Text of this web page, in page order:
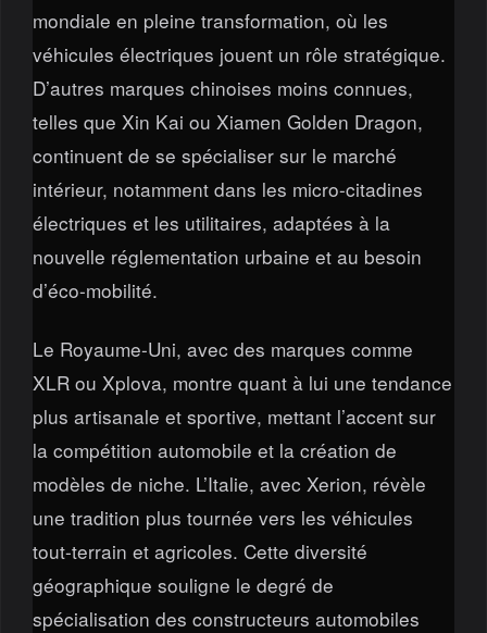
mondiale en pleine transformation, où les
véhicules électriques jouent un rôle stratégique.
D’autres marques chinoises moins connues,
telles que Xin Kai ou Xiamen Golden Dragon,
continuent de se spécialiser sur le marché
intérieur, notamment dans les micro-citadines
électriques et les utilitaires, adaptées à la
nouvelle réglementation urbaine et au besoin
d’éco-mobilité.
Le Royaume-Uni, avec des marques comme
XLR ou Xplova, montre quant à lui une tendance
plus artisanale et sportive, mettant l’accent sur
la compétition automobile et la création de
modèles de niche. L’Italie, avec Xerion, révèle
une tradition plus tournée vers les véhicules
tout-terrain et agricoles. Cette diversité
géographique souligne le degré de
spécialisation des constructeurs automobiles